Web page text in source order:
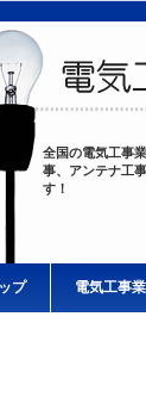
全国の電気工事
事、アンテナ工
す！
プ 電気工事